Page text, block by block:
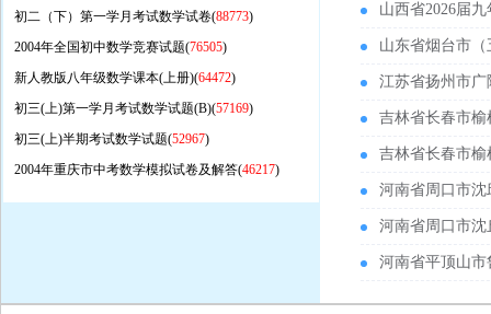
初二（下）第一学月考试数学试卷(88773)
2004年全国初中数学竞赛试题(76505)
新人教版八年级数学课本(上册)(64472)
初三(上)第一学月考试数学试题(B)(57169)
初三(上)半期考试数学试题(52967)
2004年重庆市中考数学模拟试卷及解答(46217)
山西省2026届
山东省烟台市
江苏省扬州市广
吉林省长春市榆
吉林省长春市榆
河南省周口市沈
河南省周口市沈
河南省平顶山市